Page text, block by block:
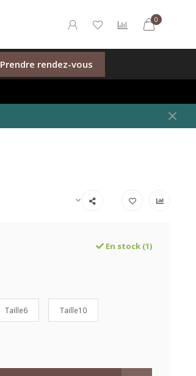
0
Prendre rendez-vous
En stock (1)
Taille6 Taille10